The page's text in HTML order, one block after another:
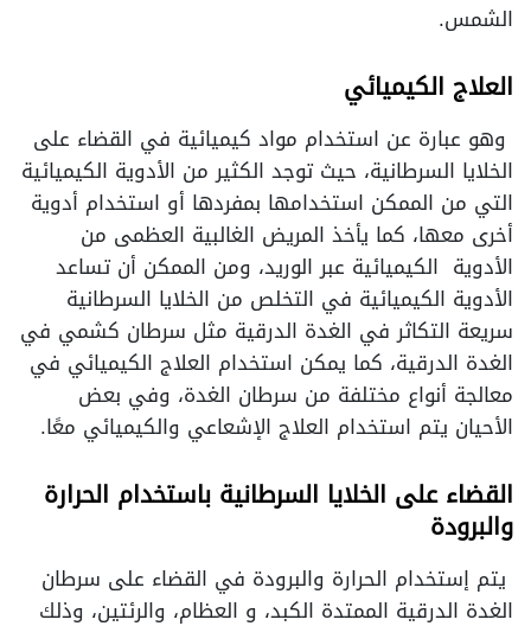
الشمس.
العلاج الكيميائي
وهو عبارة عن استخدام مواد كيميائية في القضاء على
الخلايا السرطانية، حيث توجد الكثير من الأدوية الكيميائية
التي من الممكن استخدامها بمفردها أو استخدام أدوية
أخرى معها، كما يأخذ المريض الغالبية العظمى من
الأدوية الكيميائية عبر الوريد، ومن الممكن أن تساعد
الأدوية الكيميائية في التخلص من الخلايا السرطانية
سريعة التكاثر في الغدة الدرقية مثل سرطان كشمي في
الغدة الدرقية، كما يمكن استخدام العلاج الكيميائي في
معالجة أنواع مختلفة من سرطان الغدة، وفي بعض
الأحيان يتم استخدام العلاج الإشعاعي والكيميائي معًا.
القضاء على الخلايا السرطانية باستخدام الحرارة
والبرودة
يتم إستخدام الحرارة والبرودة في القضاء على سرطان
الغدة الدرقية الممتدة الكبد، و العظام، والرئتين، وذلك